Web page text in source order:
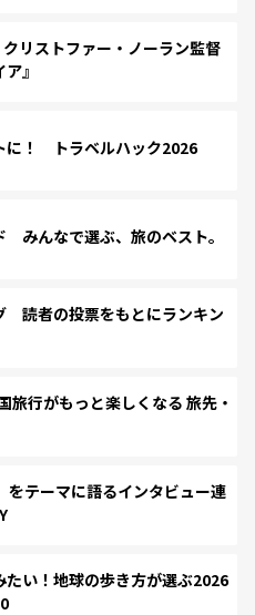
リストファー・ノーラン監督
』
に！ トラベルハック2026
みんなで選ぶ、旅のベスト。
読者の投票をもとにランキン
行がもっと楽しくなる 旅先・
をテーマに語るインタビュー連
い！地球の歩き方が選ぶ2026